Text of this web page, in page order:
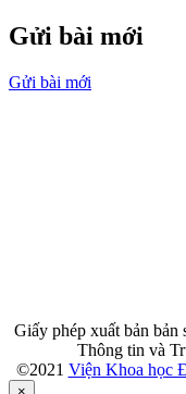
Gửi bài mới
Gửi bài mới
Giấy phép xuất bản
Thông tin và
©2021 Viện Khoa học